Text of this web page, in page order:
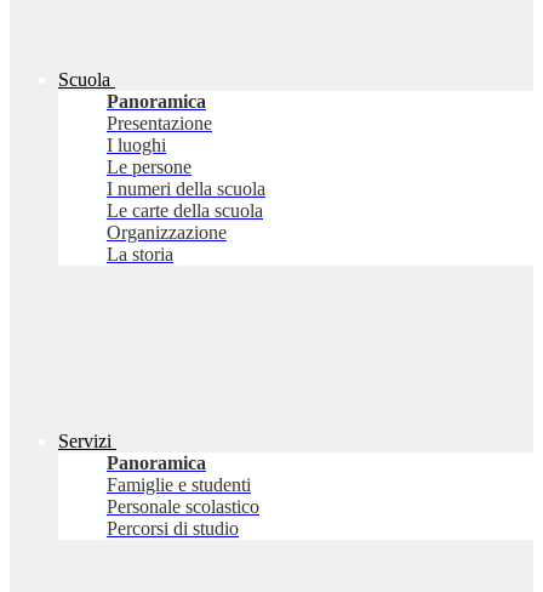
Scuola
Panoramica
Presentazione
I luoghi
Le persone
I numeri della scuola
Le carte della scuola
Organizzazione
La storia
Servizi
Panoramica
Famiglie e studenti
Personale scolastico
Percorsi di studio